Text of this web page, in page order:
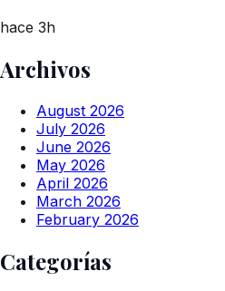
hace 3h
Archivos
August 2026
July 2026
June 2026
May 2026
April 2026
March 2026
February 2026
Categorías